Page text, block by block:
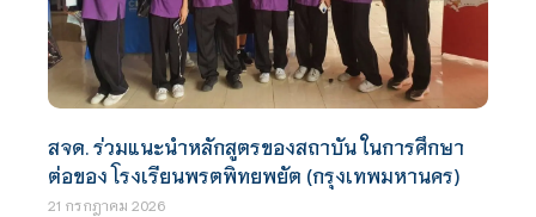
สจด. ร่วมแนะนำหลักสูตรของสถาบัน ในการศึกษา
ต่อของ โรงเรียนพรตพิทยพยัต (กรุงเทพมหานคร)
21 กรกฎาคม 2026